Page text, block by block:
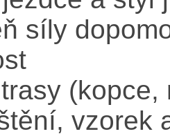
síly
vzorek